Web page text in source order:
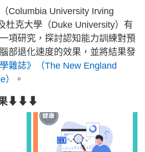
Columbia University Irving
杜克大學（Duke University）有
項研究，探討認知能力訓練對預
部退化速度的效果，並將結果發
雜誌》（The New England
。
果⬇⬇⬇